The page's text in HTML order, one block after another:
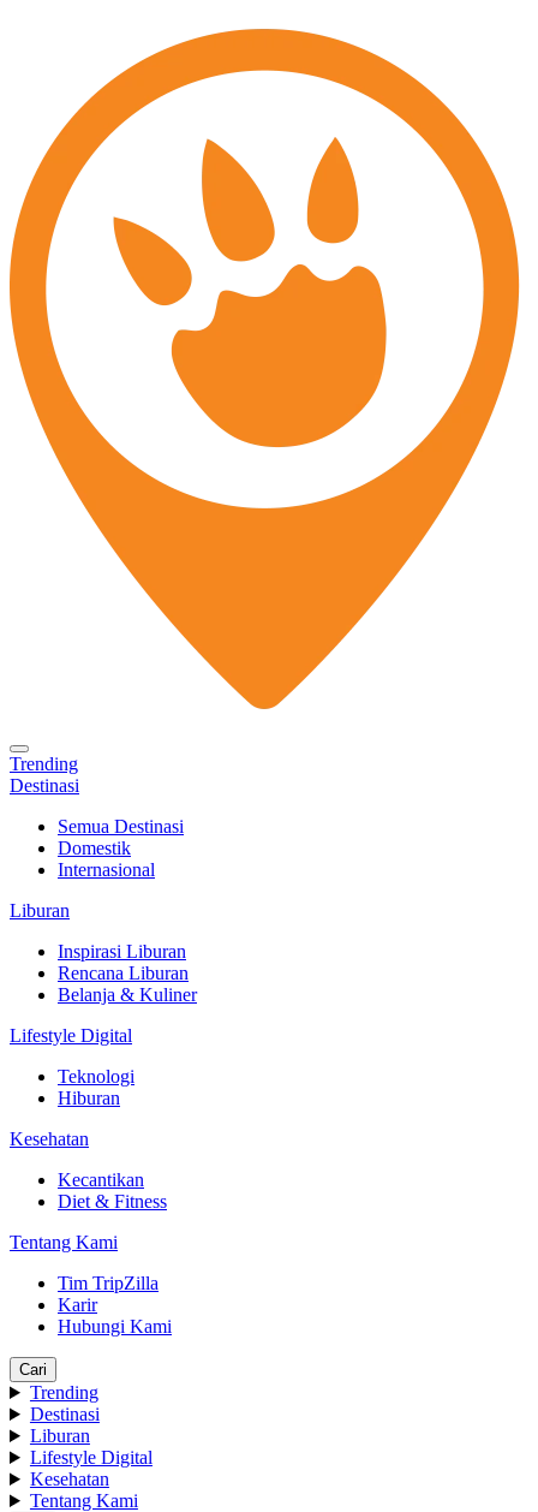
Trending
Destinasi
Semua Destinasi
Domestik
Internasional
Liburan
Inspirasi Liburan
Rencana Liburan
Belanja & Kuliner
Lifestyle Digital
Teknologi
Hiburan
Kesehatan
Kecantikan
Diet & Fitness
Tentang Kami
Tim TripZilla
Karir
Hubungi Kami
Cari
Trending
Destinasi
Liburan
Lifestyle Digital
Kesehatan
Tentang Kami